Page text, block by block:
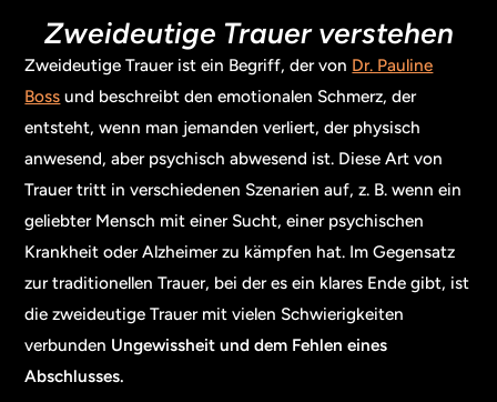
Zweideutige Trauer verstehen
Zweideutige Trauer ist ein Begriff, der von Dr. Pauline
Boss und beschreibt den emotionalen Schmerz, der
entsteht, wenn man jemanden verliert, der physisch
anwesend, aber psychisch abwesend ist. Diese Art von
Trauer tritt in verschiedenen Szenarien auf, z. B. wenn ein
geliebter Mensch mit einer Sucht, einer psychischen
Krankheit oder Alzheimer zu kämpfen hat. Im Gegensatz
zur traditionellen Trauer, bei der es ein klares Ende gibt, ist
die zweideutige Trauer mit vielen Schwierigkeiten
verbunden Ungewissheit und dem Fehlen eines
Abschlusses.